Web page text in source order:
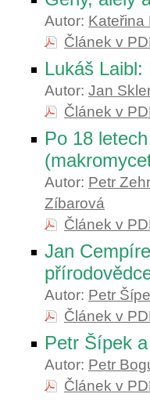
Autor: Kateřina
Článek v
Lukáš
Autor: Jan
Článek v
Po 18
Autor: Petr
Zíbarová
Článek v
Jan
Autor: Petr
Článek v
Petr Šípek
Autor: Petr
Článek v